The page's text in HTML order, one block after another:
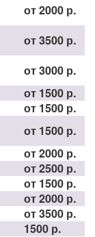
от 2000 р.
от 3500 р.
от 3000 р.
от 1500 р.
от 1500 р.
от 1500 р.
от 2000 р.
от 2500 р.
от 1500 р.
от 2000 р.
от 3500 р.
1500 р.